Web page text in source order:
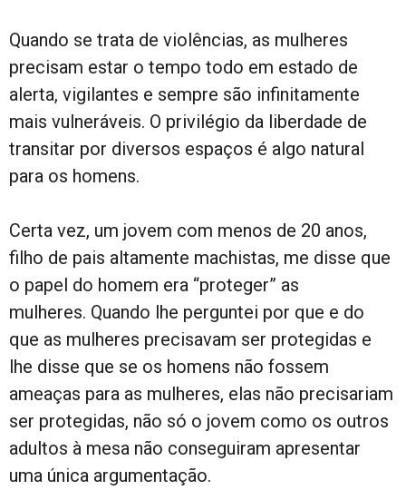
Quando se trata de violências, as mulheres
precisam estar o tempo todo em estado de
alerta, vigilantes e sempre são infinitamente
mais vulneráveis. O privilégio da liberdade de
transitar por diversos espaços é algo natural
para os homens.
Certa vez, um jovem com menos de 20 anos,
filho de pais altamente machistas, me disse que
o papel do homem era “proteger” as
mulheres. Quando lhe perguntei por que e do
que as mulheres precisavam ser protegidas e
lhe disse que se os homens não fossem
ameaças para as mulheres, elas não precisariam
ser protegidas, não só o jovem como os outros
adultos à mesa não conseguiram apresentar
uma única argumentação.